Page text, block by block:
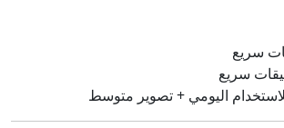
سريع
سريع
اليومي + تصوير متوسط